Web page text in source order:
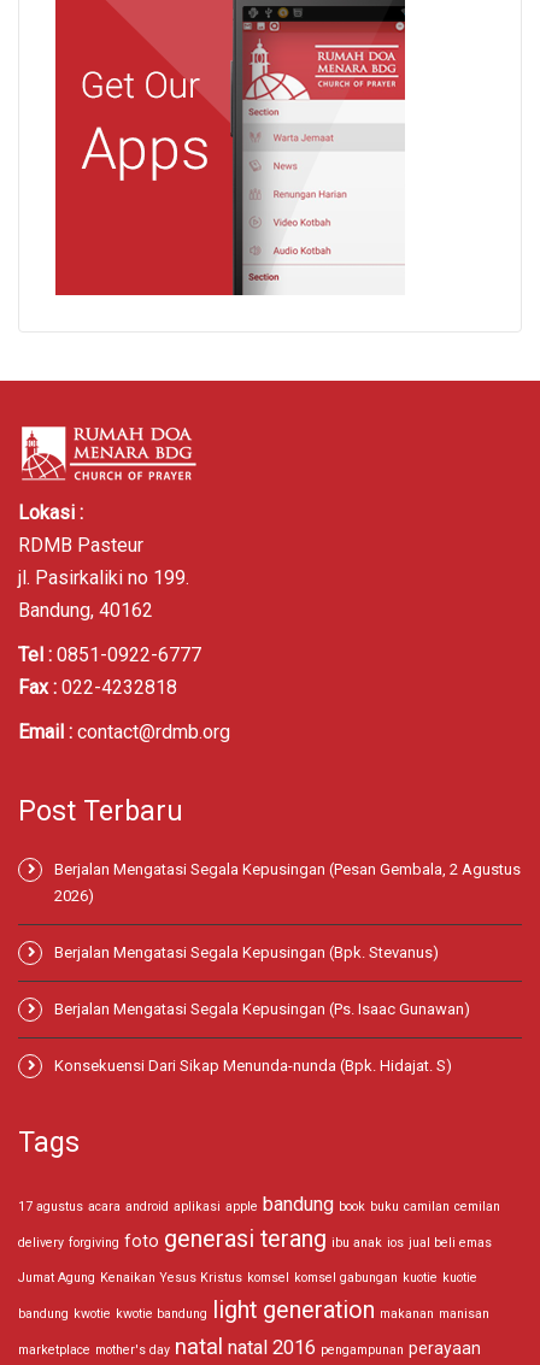
Lokasi :
RDMB Pasteur
jl. Pasirkaliki no 199.
Bandung, 40162
Tel : 0851-0922-6777
Fax : 022-4232818
Email : contact@rdmb.org
Post Terbaru
Berjalan Mengatasi Segala Kepusingan (Pesan Gembala, 2 Agustus
2026)
Berjalan Mengatasi Segala Kepusingan (Bpk. Stevanus)
Berjalan Mengatasi Segala Kepusingan (Ps. Isaac Gunawan)
Konsekuensi Dari Sikap Menunda-nunda (Bpk. Hidajat. S)
Tags
17 agustus acara android aplikasi apple bandung book buku camilan cemilan
delivery forgiving foto generasi terang ibu anak ios jual beli emas
Jumat Agung Kenaikan Yesus Kristus komsel komsel gabungan kuotie kuotie
bandung kwotie kwotie bandung light generation makanan manisan
marketplace mother's day natal natal 2016 pengampunan perayaan